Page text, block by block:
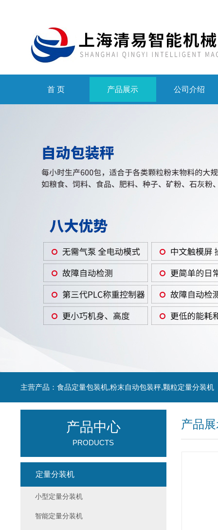
首 页 产品展示 公司介绍
主营产品：食品定量包装机,粉末自动包装秤,颗粒定量分装机
产品
产品中心
PRODUCTS
定量分装机
小型定量分装机
智能定量分装机